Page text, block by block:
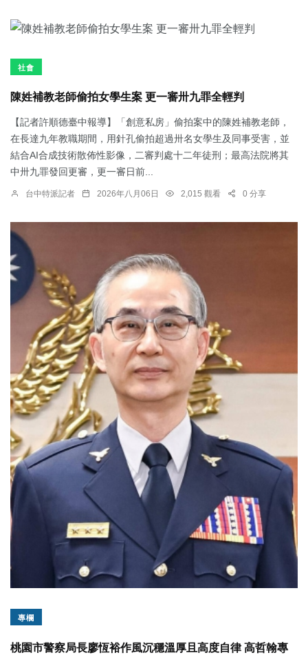
社會
陳姓補教老師偷拍女學生案 更一審卅九罪全輕判
【記者許順德臺中報導】「創意私房」偷拍案中的陳姓補教老師，
在長達九年教職期間，用針孔偷拍超過卅名女學生及同事受害，並
結合AI合成技術散佈性影像，二審判處十二年徒刑；最高法院將其
中卅九罪發回更審，更一審日前...
台中特派記者 2026年八月06日 2,015 觀看 0 分享
專欄
桃園市警察局長廖恆裕作風沉穩溫厚且高度自律 高哲翰專